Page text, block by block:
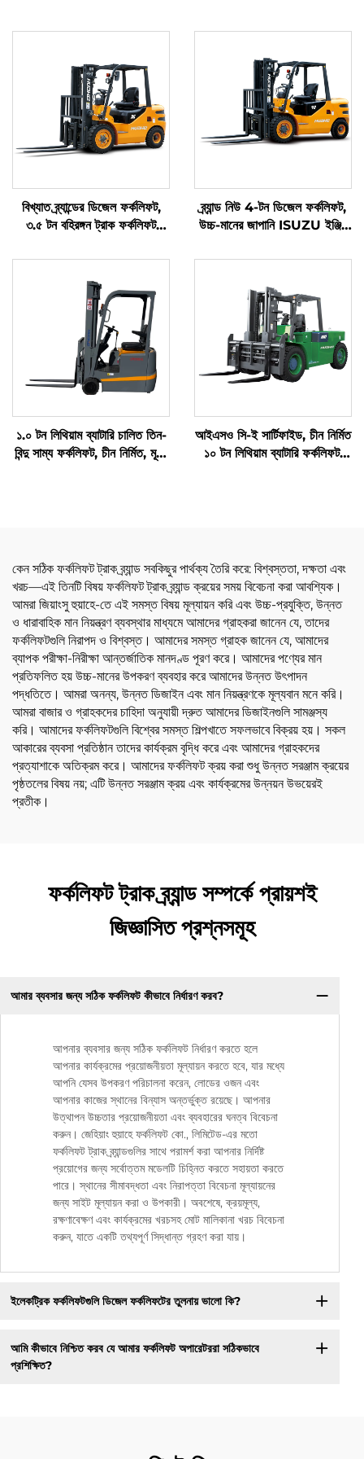
বিখ্যাত ব্র্যান্ডের ডিজেল ফর্কলিফট,
৩.৫ টন বহিরঙ্গন ট্রাক ফর্কলিফট
ব্র্যান্ড নিউ 4-টন ডিজেল ফর্কলিফট,
উচ্চ-মানের জাপানি ISUZU ইঞ্জিন
১.০ টন লিথিয়াম ব্যাটারি চালিত তিন-
বিন্দু সাম্য ফর্কলিফট, চীন নির্মিত, মূল্য
আইএসও সি-ই সার্টিফাইড, চীন নির্মিত
১০ টন লিথিয়াম ব্যাটারি ফর্কলিফট,
কেন সঠিক ফর্কলিফট ট্রাক ব্র্যান্ড সবকিছুর পার্থক্য তৈরি করে: বিশ্বস্ততা, দক্ষতা এবং
খরচ—এই তিনটি বিষয় ফর্কলিফট ট্রাক ব্র্যান্ড ক্রয়ের সময় বিবেচনা করা আবশ্যিক।
আমরা জিয়াংসু হুয়াহে-তে এই সমস্ত বিষয় মূল্যায়ন করি এবং উচ্চ-প্রযুক্তি, উন্নত
ও ধারাবাহিক মান নিয়ন্ত্রণ ব্যবস্থার মাধ্যমে আমাদের গ্রাহকরা জানেন যে, তাদের
ফর্কলিফটগুলি নিরাপদ ও বিশ্বস্ত। আমাদের সমস্ত গ্রাহক জানেন যে, আমাদের
ব্যাপক পরীক্ষা-নিরীক্ষা আন্তর্জাতিক মানদণ্ড পূরণ করে। আমাদের পণ্যের মান
প্রতিফলিত হয় উচ্চ-মানের উপকরণ ব্যবহার করে আমাদের উন্নত উৎপাদন
পদ্ধতিতে। আমরা অনন্য, উন্নত ডিজাইন এবং মান নিয়ন্ত্রণকে মূল্যবান মনে করি।
আমরা বাজার ও গ্রাহকদের চাহিদা অনুযায়ী দ্রুত আমাদের ডিজাইনগুলি সামঞ্জস্য
করি। আমাদের ফর্কলিফটগুলি বিশ্বের সমস্ত শিল্পখাতে সফলভাবে বিক্রয় হয়। সকল
আকারের ব্যবসা প্রতিষ্ঠান তাদের কার্যক্রম বৃদ্ধি করে এবং আমাদের গ্রাহকদের
প্রত্যাশাকে অতিক্রম করে। আমাদের ফর্কলিফট ক্রয় করা শুধু উন্নত সরঞ্জাম ক্রয়ের
পৃষ্ঠতলের বিষয় নয়; এটি উন্নত সরঞ্জাম ক্রয় এবং কার্যক্রমের উন্নয়ন উভয়েরই
প্রতীক।
ফর্কলিফট ট্রাক ব্র্যান্ড সম্পর্কে প্রায়শই
জিজ্ঞাসিত প্রশ্নসমূহ
আমার ব্যবসার জন্য সঠিক ফর্কলিফট কীভাবে নির্ধারণ করব?
আপনার ব্যবসার জন্য সঠিক ফর্কলিফট নির্ধারণ করতে হলে
আপনার কার্যক্রমের প্রয়োজনীয়তা মূল্যায়ন করতে হবে, যার মধ্যে
আপনি যেসব উপকরণ পরিচালনা করেন, লোডের ওজন এবং
আপনার কাজের স্থানের বিন্যাস অন্তর্ভুক্ত রয়েছে। আপনার
উত্থাপন উচ্চতার প্রয়োজনীয়তা এবং ব্যবহারের ঘনত্ব বিবেচনা
করুন। জেহিয়াং হুয়াহে ফর্কলিফট কো., লিমিটেড-এর মতো
ফর্কলিফট ট্রাক ব্র্যান্ডগুলির সাথে পরামর্শ করা আপনার নির্দিষ্ট
প্রয়োগের জন্য সর্বোত্তম মডেলটি চিহ্নিত করতে সহায়তা করতে
পারে। স্থানের সীমাবদ্ধতা এবং নিরাপত্তা বিবেচনা মূল্যায়নের
জন্য সাইট মূল্যায়ন করা ও উপকারী। অবশেষে, ক্রয়মূল্য,
রক্ষণাবেক্ষণ এবং কার্যক্রমের খরচসহ মোট মালিকানা খরচ বিবেচনা
করুন, যাতে একটি তথ্যপূর্ণ সিদ্ধান্ত গ্রহণ করা যায়।
ইলেকট্রিক ফর্কলিফটগুলি ডিজেল ফর্কলিফটের তুলনায় ভালো কি?
আমি কীভাবে নিশ্চিত করব যে আমার ফর্কলিফট অপারেটররা সঠিকভাবে
প্রশিক্ষিত?